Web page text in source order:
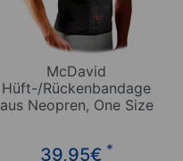
McDavid
Hüft-/Rückenbandage
aus Neopren, One Size
39,95€ *